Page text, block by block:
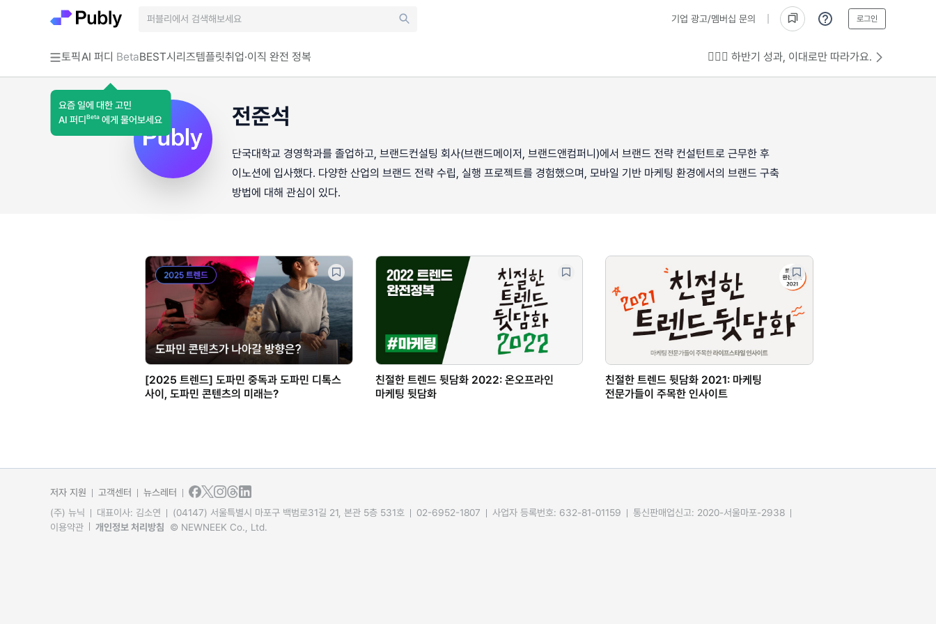
기업 광고/멤버십 문의 로그인
토픽AI 퍼디 Beta
요즘 일에 대한 고민
AI 퍼디 Beta 에게 물어보세요
BEST시리즈템플릿취업·이직 완전 정복 💁🏻‍♂️ 하반기 성과, 이대로만 따라가요.
전준석
단국대학교 경영학과를 졸업하고, 브랜드컨설팅 회사(브랜드메이저, 브랜드앤컴퍼니)에서 브랜드 전략 컨설턴트로 근무한 후
이노션에 입사했다. 다양한 산업의 브랜드 전략 수립, 실행 프로젝트를 경험했으며, 모바일 기반 마케팅 환경에서의 브랜드 구축
방법에 대해 관심이 있다.
[2025 트렌드] 도파민 중독과 도파민 디톡스
사이, 도파민 콘텐츠의 미래는?
친절한 트렌드 뒷담화 2022: 온오프라인
마케팅 뒷담화
친절한 트렌드 뒷담화 2021: 마케팅
전문가들이 주목한 인사이트
저자 지원 고객센터
뉴스레터
(주) 뉴닉
대표이사: 김소연 (04147) 서울특별시 마포구 백범로31길 21, 본관 5층 531호 02-6952-1807 사업자 등록번호: 632-81-01159
통신판매업신고: 2020-서울마포-2938
이용약관
개인정보 처리방침 © NEWNEEK Co., Ltd.